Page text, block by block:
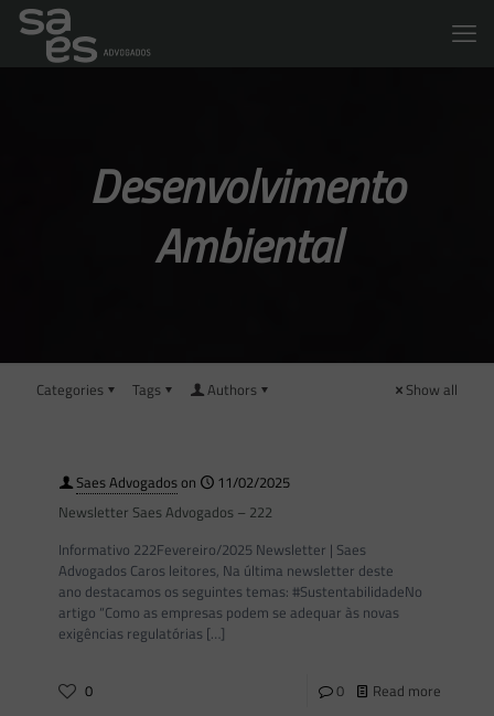
Desenvolvimento
Ambiental
Categories Tags Authors Show all
Saes Advogadoson
11/02/2025
Newsletter Saes Advogados – 222
Informativo 222Fevereiro/2025 Newsletter | Saes
Advogados Caros leitores, Na última newsletter deste
ano destacamos os seguintes temas: #SustentabilidadeNo
artigo “Como as empresas podem se adequar às novas
exigências regulatórias […]
0 0 Read more